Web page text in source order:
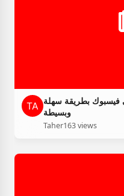
بطريقة سهلة
وبسيطة
Taher163 views